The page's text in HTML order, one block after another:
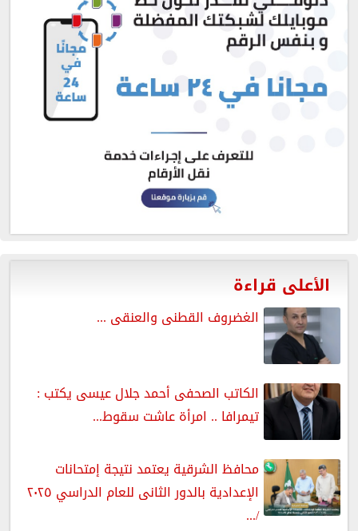
الأعلى قراءة
الغضروف القطنى والعنقى ...
الكاتب الصحفى أحمد جلال عيسى يكتب :
تيمرافا .. امرأة عاشت سقوط...
محافظ الشرقية يعتمد نتيجة إمتحانات
الإعدادية بالدور الثانى للعام الدراسي ٢٠٢٥
/...